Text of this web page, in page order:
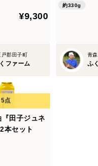
¥9,300
戸郡田子町
ファーム
約330g
青
ふ
田子ジュネ
本セット